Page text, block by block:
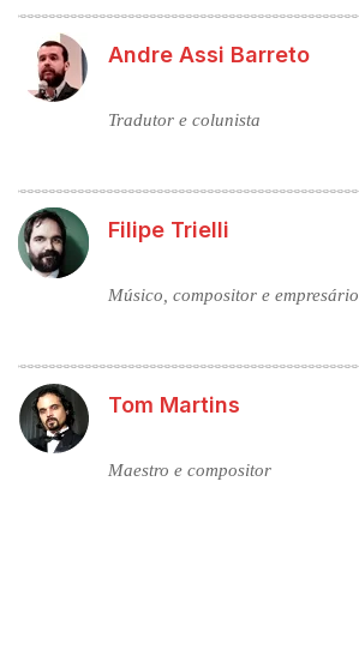
Andre Assi Barreto
Tradutor e colunista
Filipe Trielli
Músico, compositor e empresário
Tom Martins
Maestro e compositor